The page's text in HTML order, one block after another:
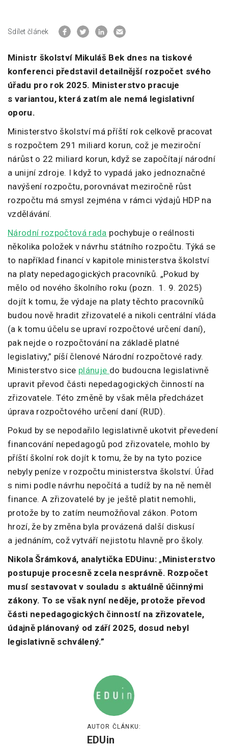
Sdílet článek
Ministr školství Mikuláš Bek dnes na tiskové
konferenci představil detailnější rozpočet svého
úřadu pro rok 2025. Ministerstvo pracuje
s variantou, která zatím ale nemá legislativní
oporu.
Ministerstvo školství má příští rok celkově pracovat
s rozpočtem 291 miliard korun, což je meziroční
nárůst o 22 miliard korun, když se započítají národní
a unijní zdroje. I když to vypadá jako jednoznačné
navýšení rozpočtu, porovnávat meziročně růst
rozpočtu má smysl zejména v rámci výdajů HDP na
vzdělávání.
Národní rozpočtová rada pochybuje o reálnosti
několika položek v návrhu státního rozpočtu. Týká se
to například financí v kapitole ministerstva školství
na platy nepedagogických pracovníků. „Pokud by
mělo od nového školního roku (pozn. 1. 9. 2025)
dojít k tomu, že výdaje na platy těchto pracovníků
budou nově hradit zřizovatelé a nikoli centrální vláda
(a k tomu účelu se upraví rozpočtové určení daní),
pak nejde o rozpočtování na základě platné
legislativy,” píší členové Národní rozpočtové rady.
Ministerstvo sice plánuje do budoucna legislativně
upravit převod části nepedagogických činností na
zřizovatele. Této změně by však měla předcházet
úprava rozpočtového určení daní (RUD).
Pokud by se nepodařilo legislativně ukotvit převedení
financování nepedagogů pod zřizovatele, mohlo by
příští školní rok dojít k tomu, že by na tyto pozice
nebyly peníze v rozpočtu ministerstva školství. Úřad
s nimi podle návrhu nepočítá a tudíž by na ně neměl
finance. A zřizovatelé by je ještě platit nemohli,
protože by to zatím neumožňoval zákon. Potom
hrozí, že by změna byla provázená další diskusí
a jednáním, což vytváří nejistotu hlavně pro školy.
Nikola Šrámková, analytička EDUinu: „Ministerstvo
postupuje procesně zcela nesprávně. Rozpočet
musí sestavovat v souladu s aktuálně účinnými
zákony. To se však nyní neděje, protože převod
části nepedagogických činností na zřizovatele,
údajně plánovaný od září 2025, dosud nebyl
legislativně schválený.”
AUTOR ČLÁNKU:
EDUin